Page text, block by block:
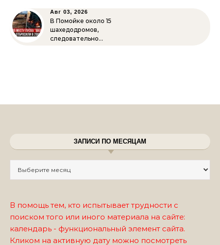
Авг 03, 2026
В Помойке около 15
шахедодромов,
следовательно…
ЗАПИСИ ПО МЕСЯЦАМ
В помощь тем, кто испытывает трудности с
поиском того или иного материала на сайте:
календарь - функциональный элемент сайта.
Кликом на активную дату можно посмотреть